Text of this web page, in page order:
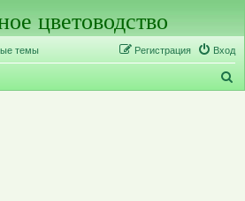
цветоводство
темы Вход
Регистрация